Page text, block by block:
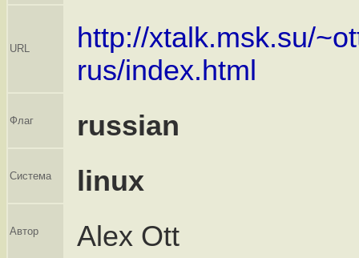
URL
http://xtalk.msk.su/
rus/index.html
Флаг russian
Система linux
Автор Alex Ott